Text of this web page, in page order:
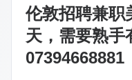
伦敦招聘兼职
天，需要熟手
07394668881